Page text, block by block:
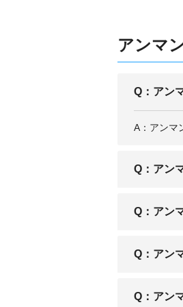
アンマ
Q：アン
A：アンマ
Q：アン
A：日本国
Q：アン
A：ロイヤ
もあり、
Q：アン
A：アンマ
けましょ
Q：アン